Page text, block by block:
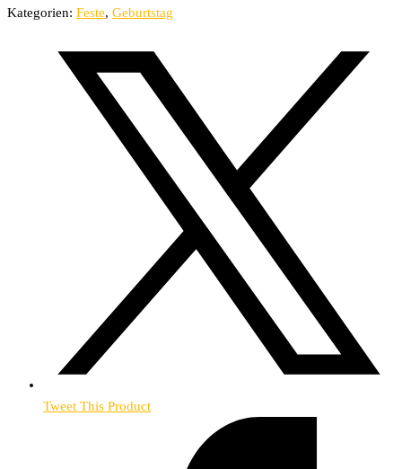
Kategorien: Feste, Geburtstag
Tweet This Product